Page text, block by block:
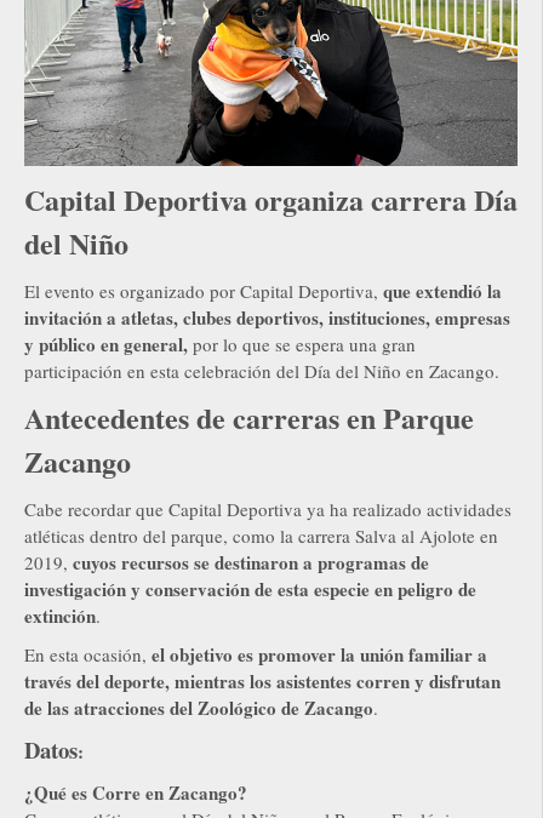
Capital Deportiva organiza carrera Día
del Niño
El evento es organizado por Capital Deportiva, que extendió la
invitación a atletas, clubes deportivos, instituciones, empresas
y público en general, por lo que se espera una gran
participación en esta celebración del Día del Niño en Zacango.
Antecedentes de carreras en Parque
Zacango
Cabe recordar que Capital Deportiva ya ha realizado actividades
atléticas dentro del parque, como la carrera Salva al Ajolote en
2019, cuyos recursos se destinaron a programas de
investigación y conservación de esta especie en peligro de
extinción.
En esta ocasión, el objetivo es promover la unión familiar a
través del deporte, mientras los asistentes corren y disfrutan
de las atracciones del Zoológico de Zacango.
Datos:
¿Qué es Corre en Zacango?